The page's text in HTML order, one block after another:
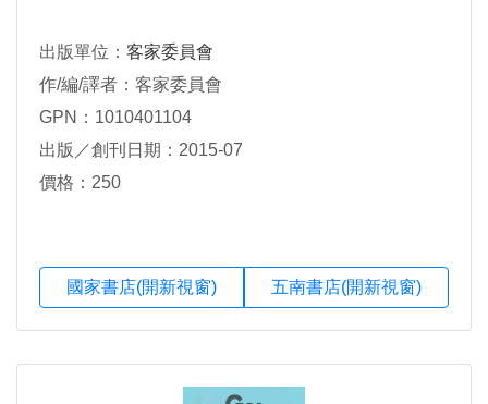
出版單位： 客家委員會
作/編/譯者：客家委員會
GPN：1010401104
出版／創刊日期：2015-07
價格：250
國家書店(開新視窗) 五南書店(開新視窗)